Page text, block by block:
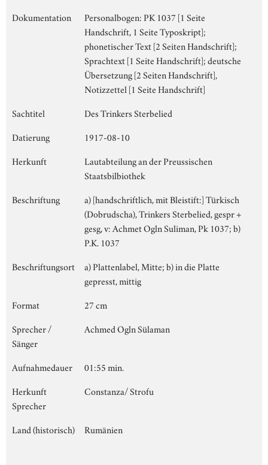
Dokumentation
Personalbogen: PK 1037 [1 Seite
Handschrift, 1 Seite Typoskript];
phonetischer Text [2 Seiten Handschrift];
Sprachtext [1 Seite Handschrift]; deutsche
Übersetzung [2 Seiten Handschrift],
Notizzettel [1 Seite Handschrift]
Sachtitel
Des Trinkers Sterbelied
Datierung
1917-08-10
Herkunft
Lautabteilung an der Preussischen
Staatsbilbiothek
Beschriftung
a) [handschriftlich, mit Bleistift:] Türkisch
(Dobrudscha), Trinkers Sterbelied, gespr +
gesg, v: Achmet Ogln Suliman, Pk 1037; b)
P.K. 1037
Beschriftungsort
a) Plattenlabel, Mitte; b) in die Platte
gepresst, mittig
Format
27 cm
Sprecher /
Sänger
Achmed Ogln Sülaman
Aufnahmedauer
01:55 min.
Herkunft
Sprecher
Constanza/ Strofu
Land (historisch) Rumänien